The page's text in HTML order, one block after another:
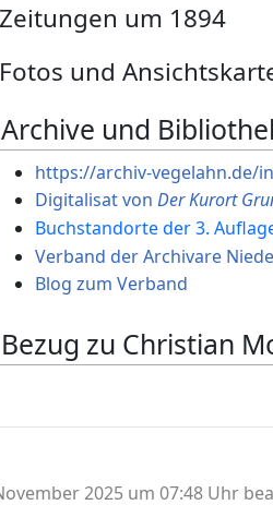
um 1894
und
und
https://archiv-vegelahn.de/
Digitalisat von Der Kurort
Buchstandorte der 3.
Verband der Archivare
Blog zum Verband
zu Christian
2025 um 07:48 Uhr